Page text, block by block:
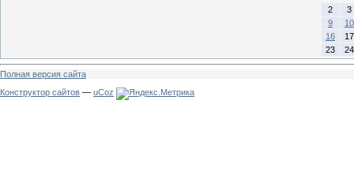
2
3
9
10
16
17
23
24
Полная версия сайта
Конструктор сайтов — uCoz